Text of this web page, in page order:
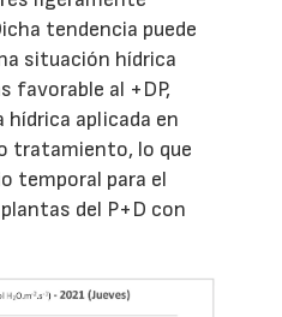
tendencia puede
situación hídrica
favorable al +DP,
hídrica aplicada en
tratamiento, lo que
temporal para el
del P+D con